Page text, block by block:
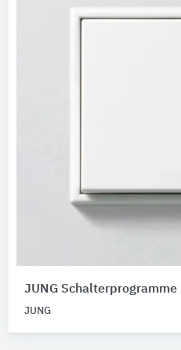
JUNG Schalterprogramme
JUNG